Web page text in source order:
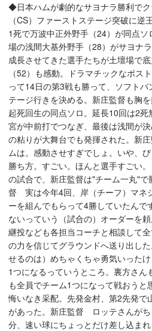
◆日本ハムが劇的なサヨナラ勝利で
（CS）ファーストステージ突破に
1死で万波中正外野手（24）が同点
場の浅間大基外野手（28）がサヨナ
成長させてきた選手たちが土壇場で
（52）も感動。ドラマチックなポス
って14日の第3戦も勝って、ソフト
テージ行きを決める。新庄監督も胸
起死回生の同点ソロ。延長10回は2
宮が中前打でつなぎ、最後は浅間が
の粘りが大舞台でも発揮された。新
ムは。感動させすぎでしょ。いや、
勝ち方。すごい。ほんと選手すごい
の試合で、新庄監督は"チーム一丸"
督 実は今年4回、岸（チーフ）マネ
ーを組んでもらって4勝していたんで
ないっていう（試合の）オーダーを
継投なども各担当コーチと相談して
の力を信じてグラウンドへ送り出し
せるのは）めちゃくちゃ勇気いった
1つになるっていうところ。裏方さん
も全員でチーム1つになって戦おうと
悔いなき采配。先発金村、第2先発で
があった。新庄監督 ロッテさんが
分、速い球にちょっとだけ差し込ま